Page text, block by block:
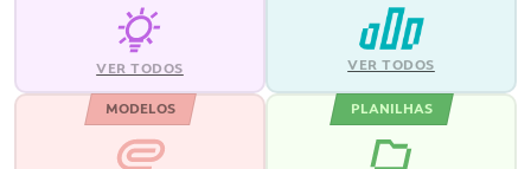
VER TODOS VER TODOS
MODELOS PLANILHAS